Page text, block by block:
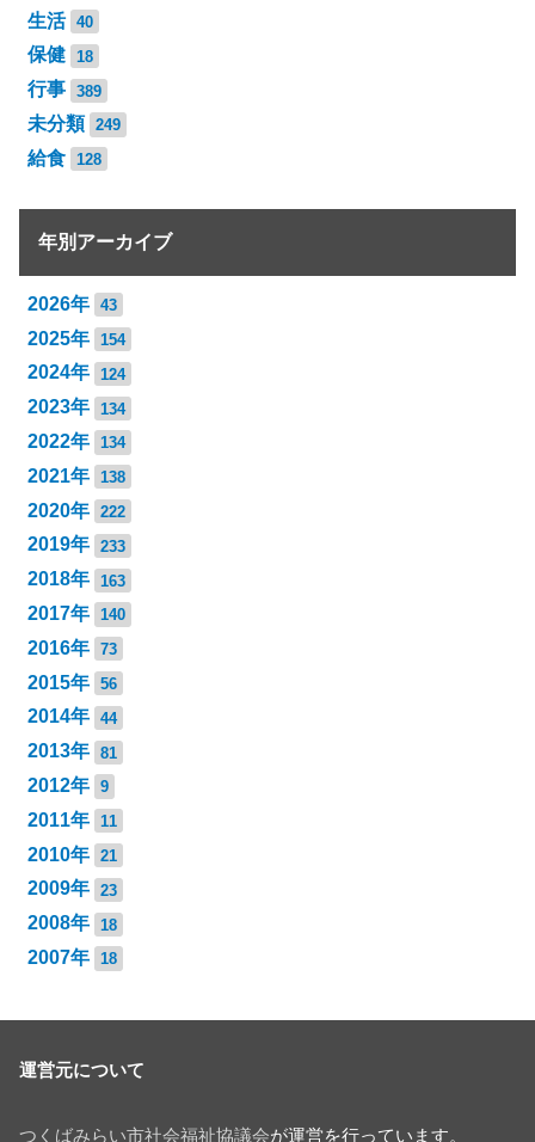
生活 40
保健 18
行事 389
未分類 249
給食 128
年別アーカイブ
2026年 43
2025年 154
2024年 124
2023年 134
2022年 134
2021年 138
2020年 222
2019年 233
2018年 163
2017年 140
2016年 73
2015年 56
2014年 44
2013年 81
2012年 9
2011年 11
2010年 21
2009年 23
2008年 18
2007年 18
運営元について
つくばみらい市社会福祉協議会が運営を行っています。